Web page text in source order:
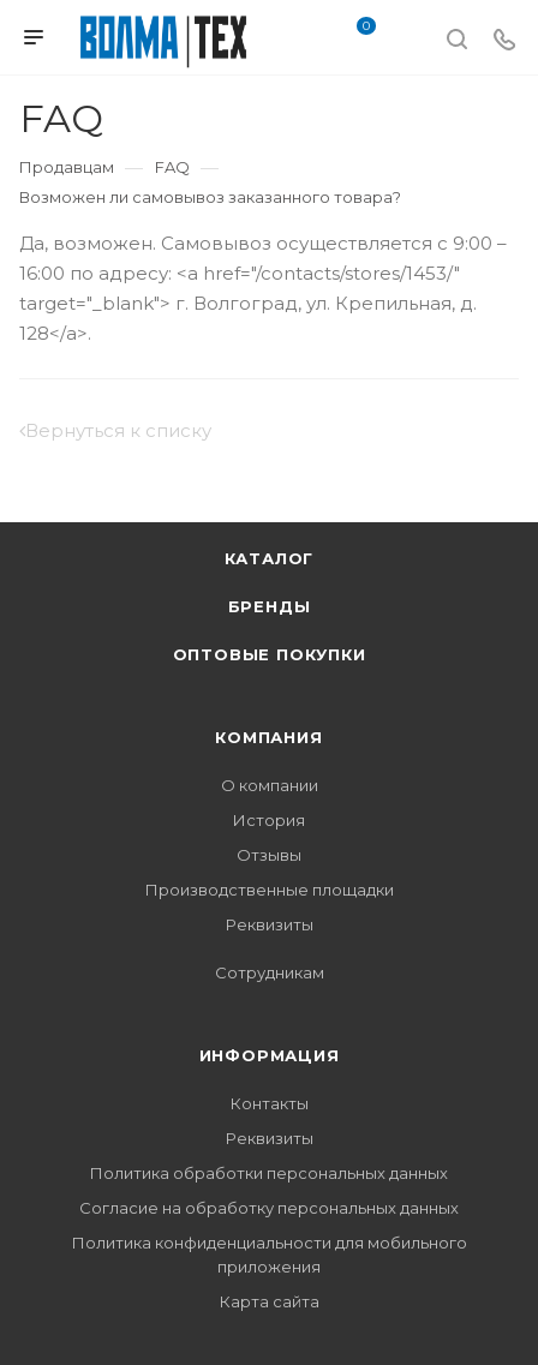
0
FAQ
Продавцам — FAQ —
Возможен ли самовывоз заказанного товара?
Да, возможен. Самовывоз осуществляется с 9:00 –
16:00 по адресу: <a href="/contacts/stores/1453/"
target="_blank"> г. Волгоград, ул. Крепильная, д.
128</a>.
Вернуться к списку
КАТАЛОГ
БРЕНДЫ
ОПТОВЫЕ ПОКУПКИ
КОМПАНИЯ
О компании
История
Отзывы
Производственные площадки
Реквизиты
Сотрудникам
ИНФОРМАЦИЯ
Контакты
Реквизиты
Политика обработки персональных данных
Согласие на обработку персональных данных
Политика конфиденциальности для мобильного
приложения
Карта сайта